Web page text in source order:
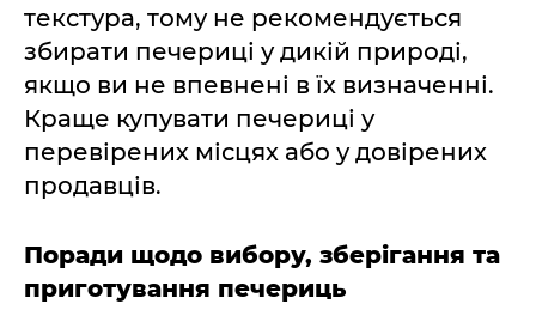
текстура, тому не рекомендується
збирати печериці у дикій природі,
якщо ви не впевнені в їх визначенні.
Краще купувати печериці у
перевірених місцях або у довірених
продавців.
Поради щодо вибору, зберігання та
приготування печериць